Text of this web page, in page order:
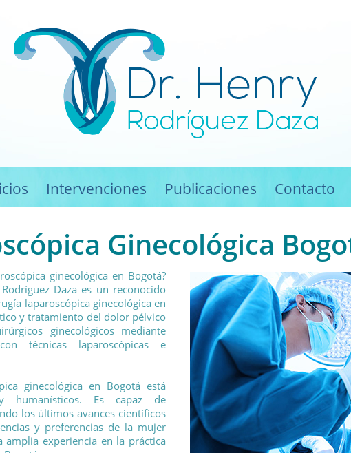
Intervenciones Publicaciones Contacto
Ginecológica
ginecológica en Bogotá?
Daza es un reconocido
laparoscópica ginecológica en
y tratamiento del dolor pélvico
ginecológicos mediante
técnicas laparoscópicas e
ginecológica en Bogotá está
humanísticos. Es capaz de
los últimos avances científicos
y preferencias de la mujer
amplia experiencia en la práctica